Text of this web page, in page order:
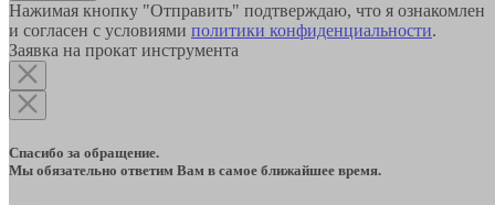
Нажимая кнопку "Отправить" подтверждаю, что я ознакомлен
и согласен с условиями политики конфиденциальности.
Заявка на прокат инструмента
Спасибо за обращение.
Мы обязательно ответим Вам в самое ближайшее время.